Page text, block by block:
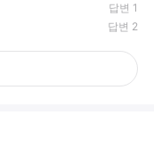
답변 1
답변 2